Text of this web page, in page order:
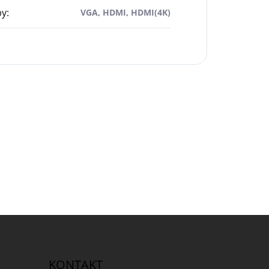
: VGA, HDMI, HDMI(4K)
KONTAKT